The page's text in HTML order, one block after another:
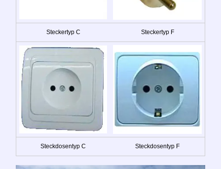
Steckertyp C Steckertyp F
Steckdosentyp C Steckdosentyp F